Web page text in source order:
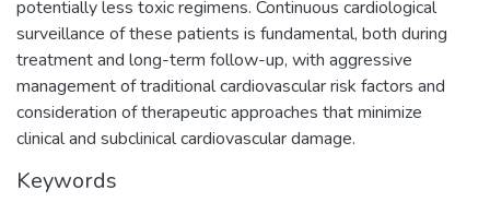
potentially less toxic regimens. Continuous cardiological
surveillance of these patients is fundamental, both during
treatment and long-term follow-up, with aggressive
management of traditional cardiovascular risk factors and
consideration of therapeutic approaches that minimize
clinical and subclinical cardiovascular damage.
Keywords